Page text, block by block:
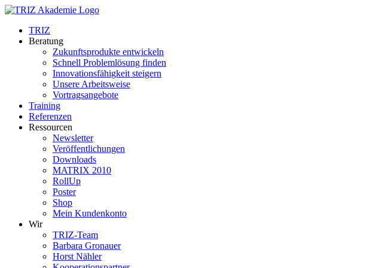
Zum
springenTRIZ
Beratung
Zukunftsprodukte entwickeln
Schnell Problemlösung finden
Innovationsfähigkeit steigern
Unsere Arbeitsweise
Vortragsangebote
Training
Referenzen
Ressourcen
Newsletter
Veröffentlichungen
Downloads
MATRIX 2010
RollUp
Poster
Shop
Mein Kundenkonto
Wir
TRIZ-Team
Barbara Gronauer
Horst Nähler